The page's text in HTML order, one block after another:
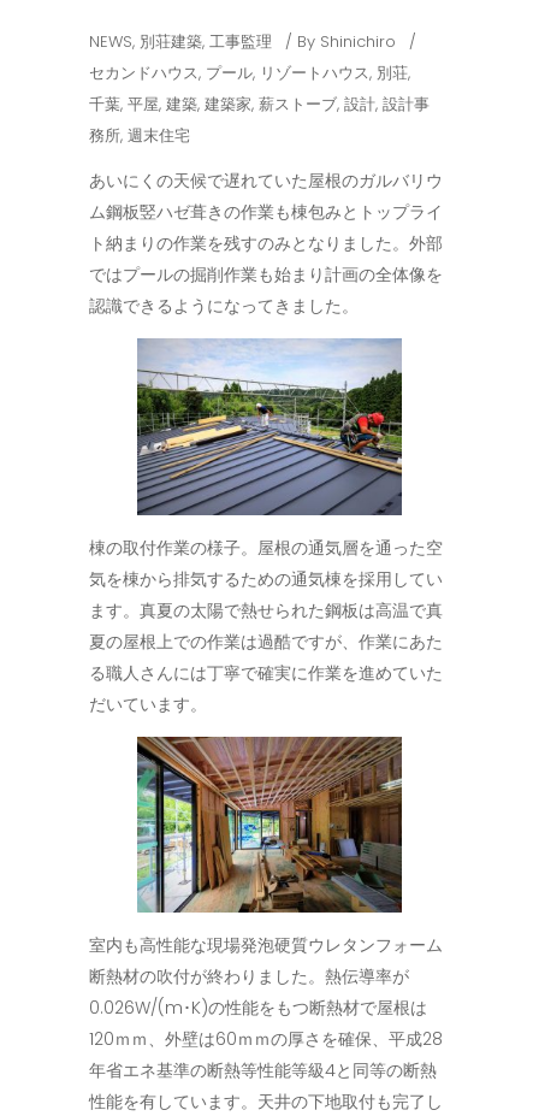
NEWS, 別荘建築, 工事監理 By Shinichiro
セカンドハウス, プール, リゾートハウス, 別荘,
千葉, 平屋, 建築, 建築家, 薪ストーブ, 設計, 設計事
務所, 週末住宅
あいにくの天候で遅れていた屋根のガルバリウ
ム鋼板竪ハゼ葺きの作業も棟包みとトップライ
ト納まりの作業を残すのみとなりました。外部
ではプールの掘削作業も始まり計画の全体像を
認識できるようになってきました。
棟の取付作業の様子。屋根の通気層を通った空
気を棟から排気するための通気棟を採用してい
ます。真夏の太陽で熱せられた鋼板は高温で真
夏の屋根上での作業は過酷ですが、作業にあた
る職人さんには丁寧で確実に作業を進めていた
だいています。
室内も高性能な現場発泡硬質ウレタンフォーム
断熱材の吹付が終わりました。熱伝導率が
0.026W/(m･K)の性能をもつ断熱材で屋根は
120ｍｍ、外壁は60ｍｍの厚さを確保、平成28
年省エネ基準の断熱等性能等級4と同等の断熱
性能を有しています。天井の下地取付も完了し